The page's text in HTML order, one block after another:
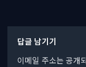
답글 남기기
이메일 주소는 공개